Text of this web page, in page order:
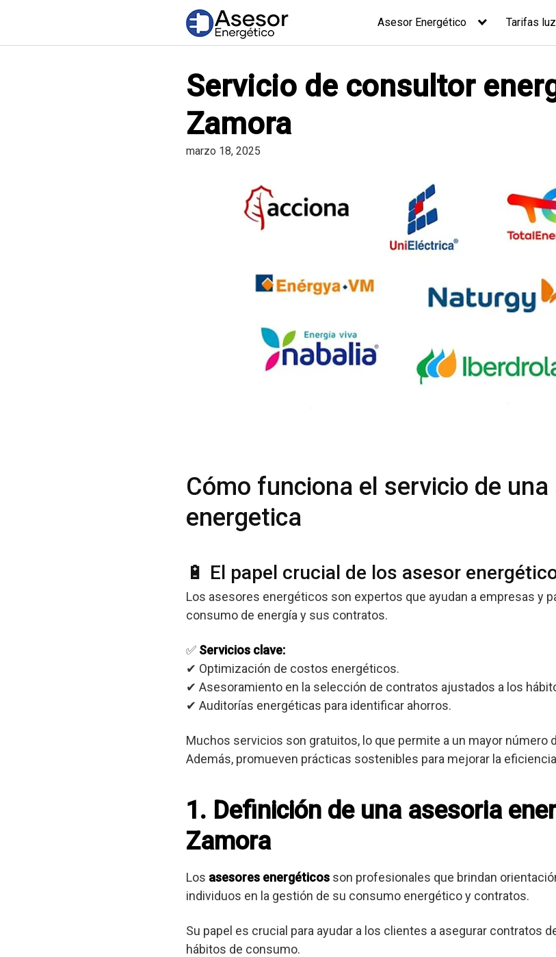
Asesor Energético Tarifas
Servicio de consultor
Zamora
marzo 18, 2025
Cómo funciona el servicio de
energetica
🔋 El papel crucial de los asesor
Los asesores energéticos son expertos que ayudan a empresas y
consumo de energía y sus contratos.
✅ Servicios clave:
✔ Optimización de costos energéticos.
✔ Asesoramiento en la selección de contratos ajustados a los
✔ Auditorías energéticas para identificar ahorros.
Muchos servicios son gratuitos, lo que permite a un mayor número
Además, promueven prácticas sostenibles para mejorar la
1. Definición de una asesoria
Zamora
Los asesores energéticos son profesionales que brindan
individuos en la gestión de su consumo energético y contratos.
Su papel es crucial para ayudar a los clientes a asegurar contratos
hábitos de consumo.